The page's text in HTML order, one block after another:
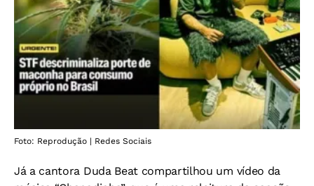
Foto: Reprodução | Redes Sociais
Já a cantora Duda Beat compartilhou um vídeo da